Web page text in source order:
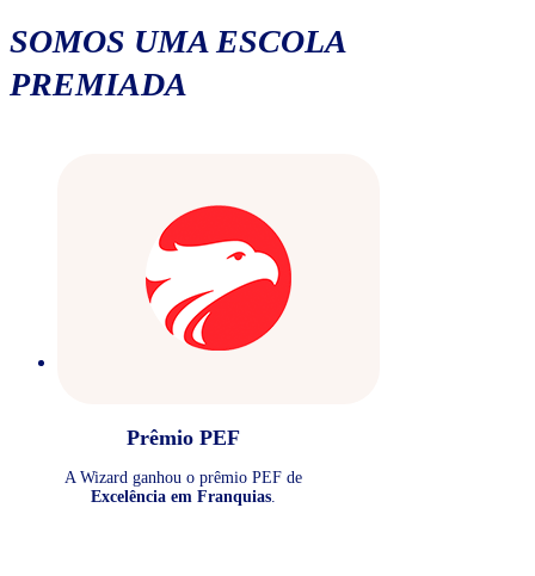
SOMOS UMA ESCOLA
PREMIADA
Prêmio PEF
A Wizard ganhou o prêmio PEF de
Excelência em Franquias.